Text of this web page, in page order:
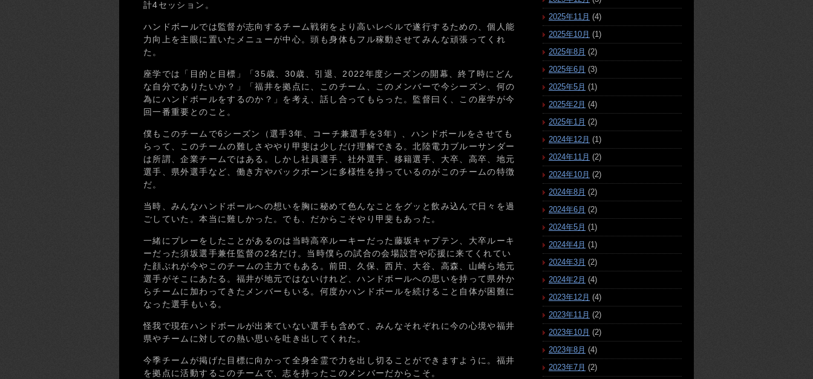
計4セッション。
ハンドボールでは監督が志向するチーム戦術をより高いレベルで遂行するための、個人能
力向上を主眼に置いたメニューが中心。頭も身体もフル稼動させてみんな頑張ってくれ
た。
座学では「目的と目標」「35歳、30歳、引退、2022年度シーズンの開幕、終了時にどん
な自分でありたいか？」「福井を拠点に、このチーム、このメンバーで今シーズン、何の
為にハンドボールをするのか？」を考え、話し合ってもらった。監督曰く、この座学が今
回一番重要とのこと。
僕もこのチームで6シーズン（選手3年、コーチ兼選手を3年）、ハンドボールをさせても
らって、このチームの難しさややり甲斐は少しだけ理解できる。北陸電力ブルーサンダー
は所謂、企業チームではある。しかし社員選手、社外選手、移籍選手、大卒、高卒、地元
選手、県外選手など、働き方やバックボーンに多様性を持っているのがこのチームの特徴
だ。
当時、みんなハンドボールへの想いを胸に秘めて色んなことをグッと飲み込んで日々を過
ごしていた。本当に難しかった。でも、だからこそやり甲斐もあった。
一緒にプレーをしたことがあるのは当時高卒ルーキーだった藤坂キャプテン、大卒ルーキ
ーだった須坂選手兼任監督の2名だけ。当時僕らの試合の会場設営や応援に来てくれてい
た顔ぶれが今やこのチームの主力でもある。前田、久保、西片、大谷、高森、山崎ら地元
選手がそこにあたる。福井が地元ではないけれど、ハンドボールへの思いを持って県外か
らチームに加わってきたメンバーもいる。何度かハンドボールを続けること自体が困難に
なった選手もいる。
怪我で現在ハンドボールが出来ていない選手も含めて、みんなそれぞれに今の心境や福井
県やチームに対しての熱い思いを吐き出してくれた。
今季チームが掲げた目標に向かって全身全霊で力を出し切ることができますように。福井
を拠点に活動するこのチームで、志を持ったこのメンバーだからこそ。
2025年11月 (4)
2025年10月 (1)
2025年8月 (2)
2025年6月 (3)
2025年5月 (1)
2025年2月 (4)
2025年1月 (2)
2024年12月 (1)
2024年11月 (2)
2024年10月 (2)
2024年8月 (2)
2024年6月 (2)
2024年5月 (1)
2024年4月 (1)
2024年3月 (2)
2024年2月 (4)
2023年12月 (4)
2023年11月 (2)
2023年10月 (2)
2023年8月 (4)
2023年7月 (2)